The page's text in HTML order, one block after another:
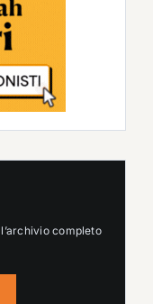
completo